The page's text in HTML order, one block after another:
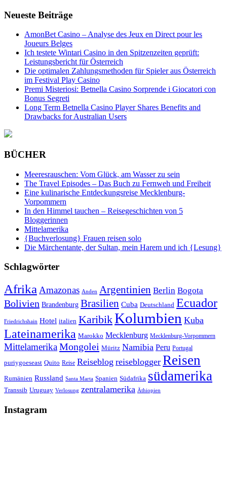
Neueste Beiträge
AmonBet Casino – Analyse des Jeux en Direct pour les
Joueurs Belges
Ich testete Wintari Casino in den Spitzenzeiten geprüft:
Leistungsbericht für Österreich
Die optimalen Zahlungsmethoden für Spieler aus Österreich
im Festival Play Casino
Premi Misteriosi: Betnella Casino Sorprende i Giocatori con
Bonus Segreti
Long Term Betnella Casino Player Shares Benefits and
Drawbacks for Australian Users
BÜCHER
Meeresrauschen: Vom Glück, am Wasser zu sein
The Travel Episodes – Das Buch zu Fernweh und Freiheit
Eine kulinarische Entdeckungsreise Mecklenburg-
Vorpommern
In den Himmel tauchen – Reisegeschichten von 5
Bloggerinnen
Mittelamerika
{Buchverlosung} Frauen reisen solo
Die Märchentante, der Sultan, mein Harem und ich {Lesung}
Schlagwörter
Afrika Amazonas Anden Argentinien Berlin Bogota
Bolivien Brandenburg Brasilien Cuba Deutschland Ecuador
Friedrichshain Hotel italien KaribikKolumbien Kuba
Lateinamerika Marokko Mecklenburg Mecklenburg-Vorpommern
MittelamerikaMongolei Müritz Namibia Peru Portugal
puriygoeseast Quito Reise Reiseblog reiseblogger Reisen
Rumänien Russland Santa Marta Spanien Südafrika südamerika
Transsib Uruguay Verlosung zentralamerika Äthiopien
Instagram